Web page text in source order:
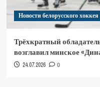
Новости белорусского хоккея
Трёхкратный
возглавил минское
24.07.2026 0